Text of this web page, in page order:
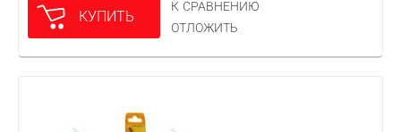
КУПИТЬ
К СРАВНЕНИЮ
ОТЛОЖИТЬ